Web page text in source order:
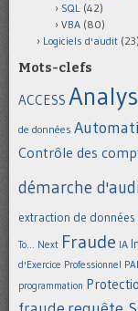
SQL (42)
VBA (80)
Logiciels d'audit (23)
Mots-clefs
ACCESS
de données
Contrôle des
démarche
extraction de données
To... Next Fraude IA
d'Exercice Professionnel
programmation